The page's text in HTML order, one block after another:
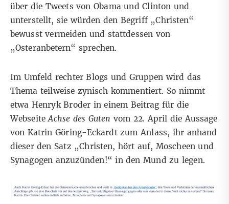
über die Tweets von Obama und Clinton und
unterstellt, sie würden den Begriff „Christen“
bewusst vermeiden und stattdessen von
„Osteranbetern“ sprechen.
Im Umfeld rechter Blogs und Gruppen wird das
Thema teilweise zynisch kommentiert. So nimmt
etwa Henryk Broder in einem Beitrag für die
WebseiteAchse des Guten vom 22. April die Aussage
von Katrin Göring-Eckardt zum Anlass, ihr anhand
dieser den Satz „Christen, hört auf, Moscheen und
Synagogen anzuzünden!“ in den Mund zu legen.